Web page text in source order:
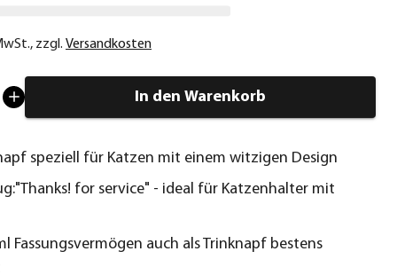
, zzgl. Versandkosten
In den Warenkorb
speziell für Katzen mit einem witzigen Design
for service" - ideal für Katzenhalter mit
Fassungsvermögen auch als Trinknapf bestens